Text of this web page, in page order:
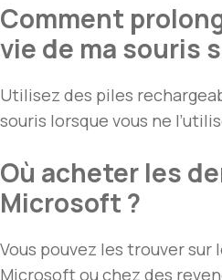
Comment
vie de ma souris
Utilisez des piles
souris lorsque vous ne
Où acheter les
Microsoft ?
Vous pouvez les trouver
Microsoft ou chez des